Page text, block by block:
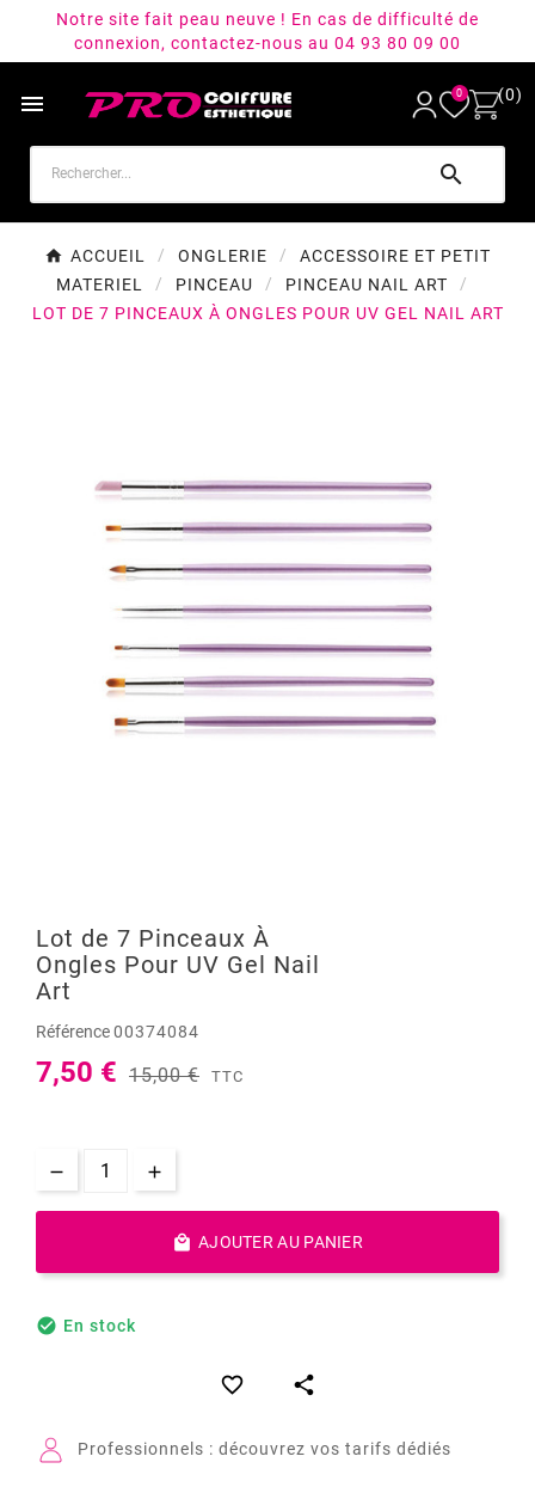
Notre site fait peau neuve ! En cas de difficulté de
connexion, contactez-nous au 04 93 80 09 00
 0 (0)

ACCUEIL ONGLERIE
ACCESSOIRE ET PETIT
MATERIEL
PINCEAU
PINCEAU NAIL ART
LOT DE 7 PINCEAUX À ONGLES POUR UV GEL NAIL ART
Lot de 7 Pinceaux À
Ongles Pour UV Gel Nail
Art
Référence00374084
7,50 € 15,00 € TTC
 AJOUTER AU PANIER
 En stock
 
Professionnels : découvrez vos tarifs dédiés